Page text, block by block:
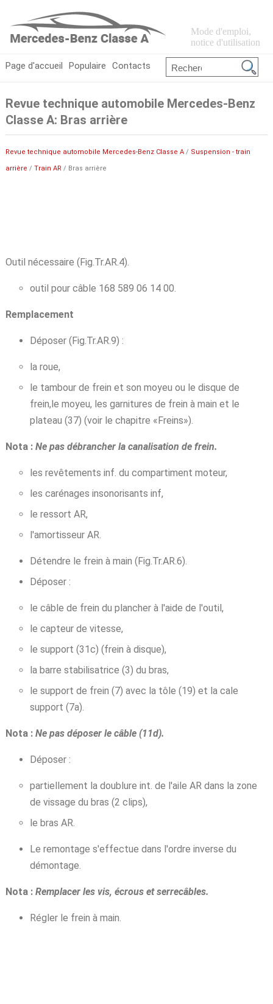
Mode d'emploi,
notice d'utilisation
Page d'accueil Populaire Contacts
Revue technique automobile Mercedes-Benz
Classe A: Bras arrière
Revue technique automobile Mercedes-Benz Classe A/ Suspension - train
arrière / Train AR/ Bras arrière
Outil nécessaire (Fig.Tr.AR.4).
outil pour câble 168 589 06 14 00.
Remplacement
Déposer (Fig.Tr.AR.9) :
la roue,
le tambour de frein et son moyeu ou le disque de
frein,le moyeu, les garnitures de frein à main et le
plateau (37) (voir le chapitre «Freins»).
Nota : Ne pas débrancher la canalisation de frein.
les revêtements inf. du compartiment moteur,
les carénages insonorisants inf,
le ressort AR,
l'amortisseur AR.
Détendre le frein à main (Fig.Tr.AR.6).
Déposer :
le câble de frein du plancher à l'aide de l'outil,
le capteur de vitesse,
le support (31c) (frein à disque),
la barre stabilisatrice (3) du bras,
le support de frein (7) avec la tôle (19) et la cale
support (7a).
Nota : Ne pas déposer le câble (11d).
Déposer :
partiellement la doublure int. de l'aile AR dans la zone
de vissage du bras (2 clips),
le bras AR.
Le remontage s'effectue dans l'ordre inverse du
démontage.
Nota : Remplacer les vis, écrous et serrecâbles.
Régler le frein à main.